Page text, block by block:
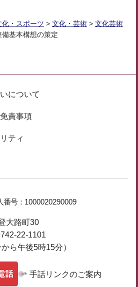
化・スポーツ > 文化・芸術 > 文化芸術
基本構想の策定
について
責事項
ティ
番号： 1000020290009
大路町30
22-1101
ら午後5時15分）
手話リンクのご案内